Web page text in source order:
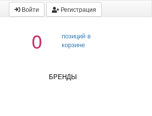
Войти Регистрация
0
позиций в
корзине
БРЕНДЫ